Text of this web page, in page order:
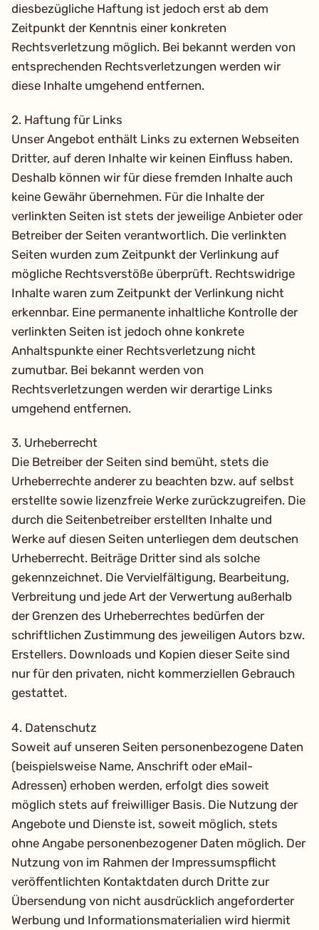
diesbezügliche Haftung ist jedoch erst ab dem
Zeitpunkt der Kenntnis einer konkreten
Rechtsverletzung möglich. Bei bekannt werden von
entsprechenden Rechtsverletzungen werden wir
diese Inhalte umgehend entfernen.
2. Haftung für Links
Unser Angebot enthält Links zu externen Webseiten
Dritter, auf deren Inhalte wir keinen Einfluss haben.
Deshalb können wir für diese fremden Inhalte auch
keine Gewähr übernehmen. Für die Inhalte der
verlinkten Seiten ist stets der jeweilige Anbieter oder
Betreiber der Seiten verantwortlich. Die verlinkten
Seiten wurden zum Zeitpunkt der Verlinkung auf
mögliche Rechtsverstöße überprüft. Rechtswidrige
Inhalte waren zum Zeitpunkt der Verlinkung nicht
erkennbar. Eine permanente inhaltliche Kontrolle der
verlinkten Seiten ist jedoch ohne konkrete
Anhaltspunkte einer Rechtsverletzung nicht
zumutbar. Bei bekannt werden von
Rechtsverletzungen werden wir derartige Links
umgehend entfernen.
3. Urheberrecht
Die Betreiber der Seiten sind bemüht, stets die
Urheberrechte anderer zu beachten bzw. auf selbst
erstellte sowie lizenzfreie Werke zurückzugreifen. Die
durch die Seitenbetreiber erstellten Inhalte und
Werke auf diesen Seiten unterliegen dem deutschen
Urheberrecht. Beiträge Dritter sind als solche
gekennzeichnet. Die Vervielfältigung, Bearbeitung,
Verbreitung und jede Art der Verwertung außerhalb
der Grenzen des Urheberrechtes bedürfen der
schriftlichen Zustimmung des jeweiligen Autors bzw.
Erstellers. Downloads und Kopien dieser Seite sind
nur für den privaten, nicht kommerziellen Gebrauch
gestattet.
4. Datenschutz
Soweit auf unseren Seiten personenbezogene Daten
(beispielsweise Name, Anschrift oder eMail-
Adressen) erhoben werden, erfolgt dies soweit
möglich stets auf freiwilliger Basis. Die Nutzung der
Angebote und Dienste ist, soweit möglich, stets
ohne Angabe personenbezogener Daten möglich. Der
Nutzung von im Rahmen der Impressumspflicht
veröffentlichten Kontaktdaten durch Dritte zur
Übersendung von nicht ausdrücklich angeforderter
Werbung und Informationsmaterialien wird hiermit